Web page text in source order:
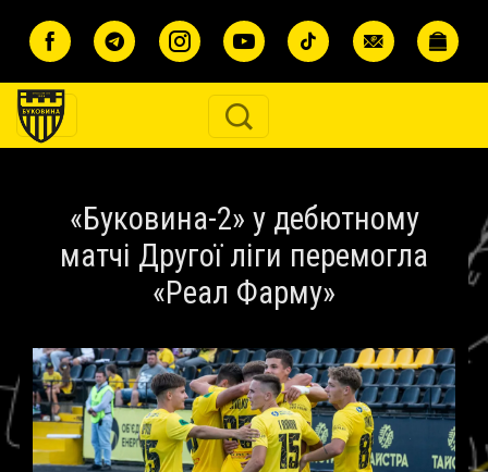
«Буковина-2» у дебютному
матчі Другої ліги перемогла
«Реал Фарму»